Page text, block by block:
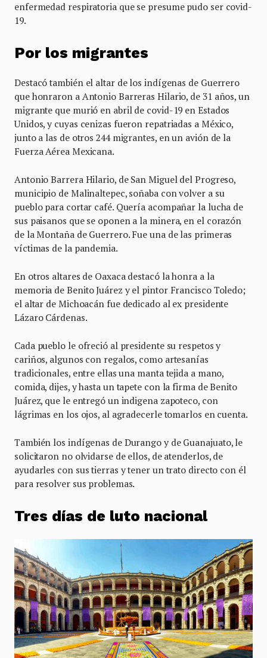
enfermedad respiratoria que se presume pudo ser covid-
19.
Por los migrantes
Destacó también el altar de los indígenas de Guerrero
que honraron a Antonio Barreras Hilario, de 31 años, un
migrante que murió en abril de covid-19 en Estados
Unidos, y cuyas cenizas fueron repatriadas a México,
junto a las de otros 244 migrantes, en un avión de la
Fuerza Aérea Mexicana.
Antonio Barrera Hilario, de San Miguel del Progreso,
municipio de Malinaltepec, soñaba con volver a su
pueblo para cortar café. Quería acompañar la lucha de
sus paisanos que se oponen a la minera, en el corazón
de la Montaña de Guerrero. Fue una de las primeras
víctimas de la pandemia.
En otros altares de Oaxaca destacó la honra a la
memoria de Benito Juárez y el pintor Francisco Toledo;
el altar de Michoacán fue dedicado al ex presidente
Lázaro Cárdenas.
Cada pueblo le ofreció al presidente su respetos y
cariños, algunos con regalos, como artesanías
tradicionales, entre ellas una manta tejida a mano,
comida, dijes, y hasta un tapete con la firma de Benito
Juárez, que le entregó un indigena zapoteco, con
lágrimas en los ojos, al agradecerle tomarlos en cuenta.
También los indígenas de Durango y de Guanajuato, le
solicitaron no olvidarse de ellos, de atenderlos, de
ayudarles con sus tierras y tener un trato directo con él
para resolver sus problemas.
Tres días de luto nacional